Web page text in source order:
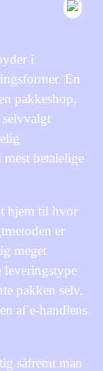
i
En
pakkeshop,
selvvalgt
betalelige
hjem til hvor
er
meget
pakken selv,
af e-handlens
såfremt man